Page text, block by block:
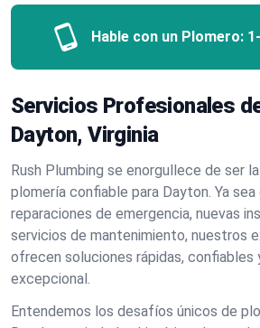
Hable con un Plomero:
Servicios Profesionales
Dayton, Virginia
Rush Plumbing se enorgullece de ser
plomería confiable para Dayton. Ya
reparaciones de emergencia, nuevas
servicios de mantenimiento, nuestros
ofrecen soluciones rápidas, confiables
excepcional.
Entendemos los desafíos únicos de